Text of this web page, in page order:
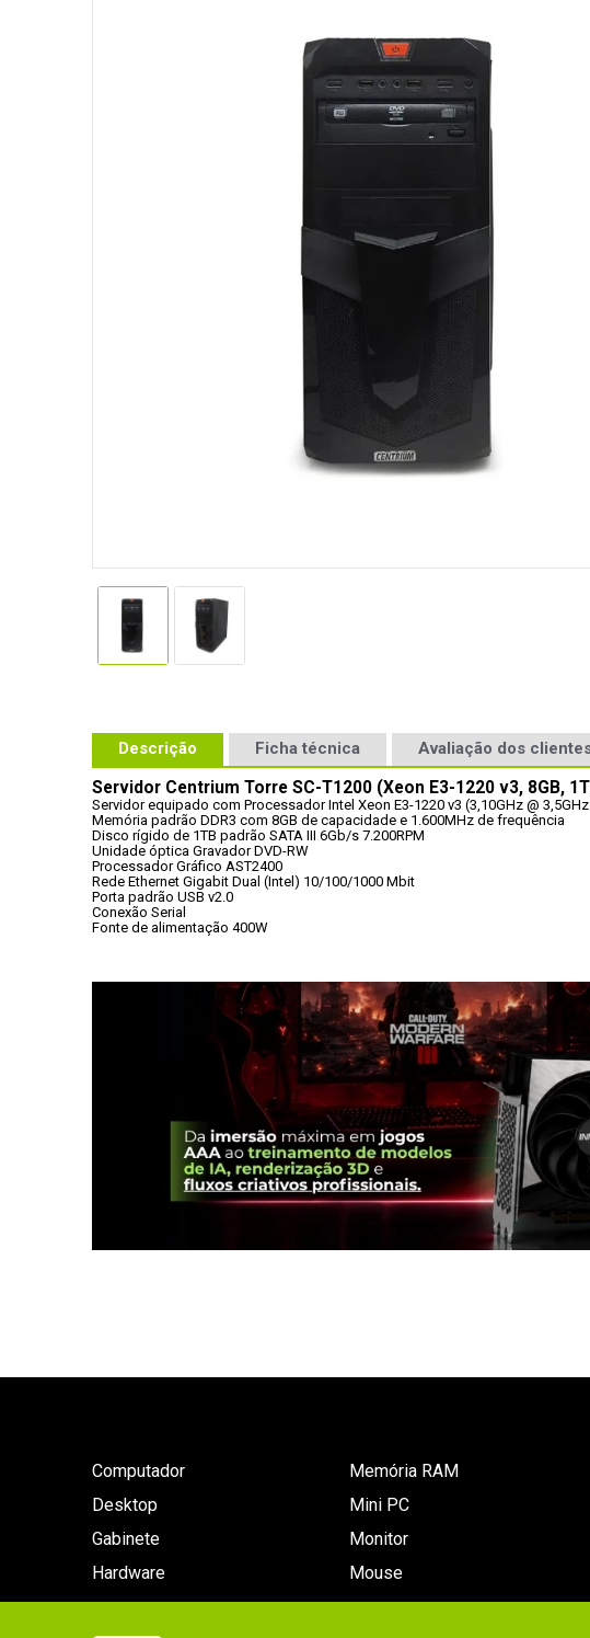
Descrição Ficha técnica Avaliação dos
Servidor Centrium Torre SC-T1200 (Xeon E3-1220 v3, 8GB,
Servidor equipado com Processador Intel Xeon E3-1220 v3 (3,10GHz @
Memória padrão DDR3 com 8GB de capacidade e 1.600MHz de frequência
Disco rígido de 1TB padrão SATA III 6Gb/s 7.200RPM
Unidade óptica Gravador DVD-RW
Processador Gráfico AST2400
Rede Ethernet Gigabit Dual (Intel) 10/100/1000 Mbit
Porta padrão USB v2.0
Conexão Serial
Fonte de alimentação 400W
Computador
Desktop
Gabinete
Hardware
Memória RAM
Mini PC
Monitor
Mouse